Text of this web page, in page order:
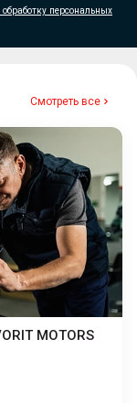
обработку персональных
Смотреть все
MOTORS